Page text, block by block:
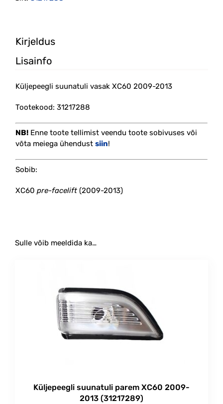
Kirjeldus
Lisainfo
Küljepeegli suunatuli vasak XC60 2009-2013
Tootekood: 31217288
NB! Enne toote tellimist veendu toote sobivuses või
võta meiega ühendust siin!
Sobib:
XC60 pre-facelift (2009-2013)
Sulle võib meeldida ka…
Küljepeegli suunatuli parem XC60 2009-
2013 (31217289)